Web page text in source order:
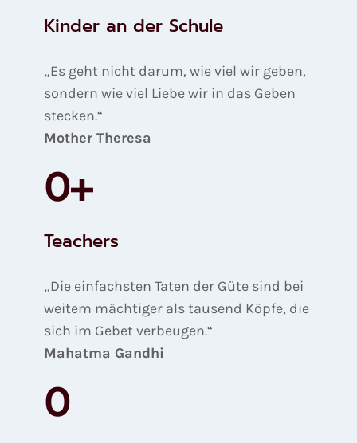
Kinder an der Schule
„Es geht nicht darum, wie viel wir geben,
sondern wie viel Liebe wir in das Geben
stecken.“
Mother Theresa
0+
Teachers
„Die einfachsten Taten der Güte sind bei
weitem mächtiger als tausend Köpfe, die
sich im Gebet verbeugen.“
Mahatma Gandhi
0